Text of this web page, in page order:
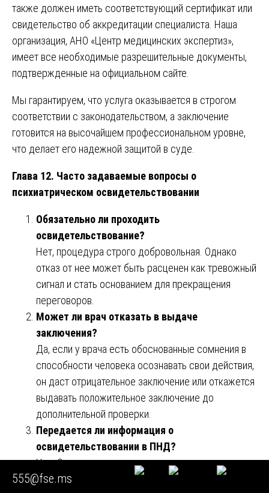
также должен иметь соответствующий сертификат или
свидетельство об аккредитации специалиста. Наша
организация, АНО «Центр медицинских экспертиз»,
имеет все необходимые разрешительные документы,
подтвержденные на официальном сайте.
Мы гарантируем, что услуга оказывается в строгом
соответствии с законодательством, а заключение
готовится на высочайшем профессиональном уровне,
что делает его надежной защитой в суде.
Глава 12. Часто задаваемые вопросы о
психиатрическом освидетельствовании
Обязательно ли проходить
освидетельствование?
Нет, процедура строго добровольная. Однако
отказ от нее может быть расценен как тревожный
сигнал и стать основанием для прекращения
переговоров.
Может ли врач отказать в выдаче
заключения?
Да, если у врача есть обоснованные сомнения в
способности человека осознавать свои действия,
он даст отрицательное заключение или откажется
выдавать положительное заключение до
дополнительной проверки.
Передается ли информация о
освидетельствовании в ПНД?
Нет. Освидетельствование проводится только для
целей сделки, и его результаты не передаются в
555@fse.ms